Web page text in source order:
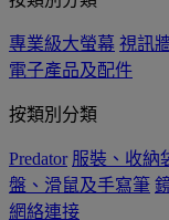
專業級大螢幕 視訊
電子產品及配件
按類別分類
Predator 服裝、收納
盤、滑鼠及手寫筆
網絡連接